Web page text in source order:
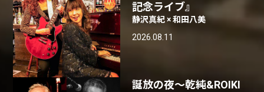
記念ライブ』
静沢真紀 × 和田八美
2026.08.11
誕放の夜〜乾純&ROIKI